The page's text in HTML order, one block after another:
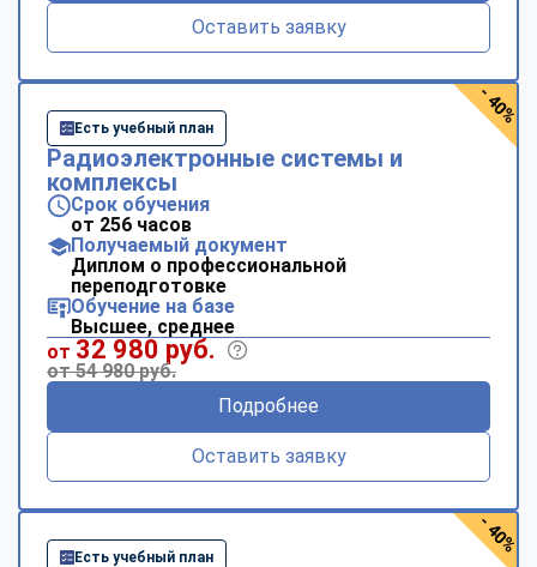
Оставить заявку
Есть учебный план
Радиоэлектронные системы и
комплексы
Срок обучения
от 256 часов
Получаемый документ
Диплом о профессиональной
переподготовке
Обучение на базе
Высшее, среднее
от 32 980 руб.
от 54 980 руб.
Подробнее
Оставить заявку
- 40%
Есть учебный план
- 40%